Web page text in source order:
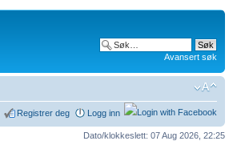
Avansert søk
Registrer deg Logg inn
Dato/klokkeslett: 07 Aug 2026, 22:25